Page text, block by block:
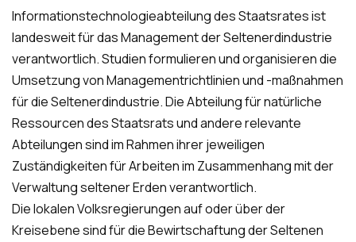
Informationstechnologieabteilung des Staatsrates ist
landesweit für das Management der Seltenerdindustrie
verantwortlich. Studien formulieren und organisieren die
Umsetzung von Managementrichtlinien und -maßnahmen
für die Seltenerdindustrie. Die Abteilung für natürliche
Ressourcen des Staatsrats und andere relevante
Abteilungen sind im Rahmen ihrer jeweiligen
Zuständigkeiten für Arbeiten im Zusammenhang mit der
Verwaltung seltener Erden verantwortlich.
Die lokalen Volksregierungen auf oder über der
Kreisebene sind für die Bewirtschaftung der Seltenen